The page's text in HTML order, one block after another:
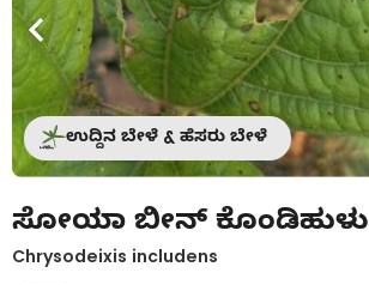
ಉದ್ದಿನ ಬೇಳೆ & ಹೆಸರು ಬೇಳೆ
ಸೋಯಾ ಬೀನ್ ಕೊಂಡಿಹುಳು
Chrysodeixis includens